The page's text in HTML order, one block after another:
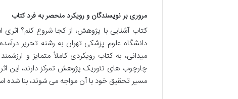
مروری بر نویسندگان و رویکرد منحصر به فرد کتاب
کتاب آشنایی با پژوهش، از کجا شروع کنم؟
دانشگاه علوم پزشکی تهران به رشته تحریر
میدانی، به کتاب رویکردی کاملاً متمایز و
چارچوب های تئوریک پژوهش تمرکز دارند، این
مسیر تحقیق خود با آن مواجه می شوند، بنا شده